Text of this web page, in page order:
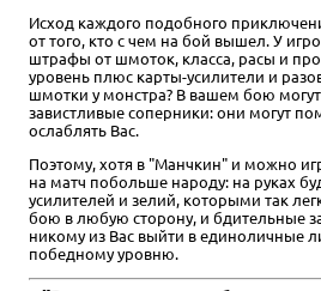
Исход каждого подобного
от того, кто с чем на бой вышел. У
штрафы от шмоток, класса, расы и
уровень плюс карты-усилители и
шмотки у монстра? В вашем бою могут
завистливые соперники: они могут
ослаблять Вас.
Поэтому, хотя в "Манчкин" и можно
на матч побольше народу: на руках
усилителей и зелий, которыми так
бою в любую сторону, и бдительные
никому из Вас выйти в единоличные
победному уровню.